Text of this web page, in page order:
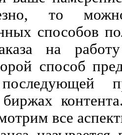
то
способов
на
способ
биржах
все